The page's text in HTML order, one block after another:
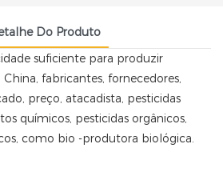
Do Produto
suficiente para produzir
fabricantes, fornecedores,
preço, atacadista, pesticidas
químicos, pesticidas orgânicos,
como bio -produtora biológica.